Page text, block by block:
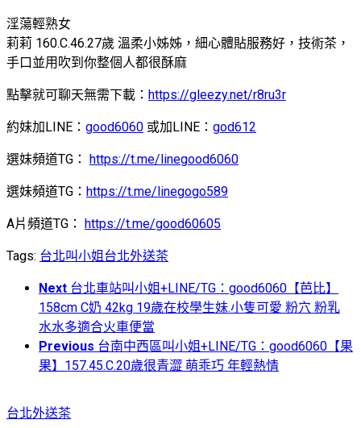
淫蕩輕熟女
莉莉 160.C.46.27歲 溫柔小姊姊，細心體貼服務好，技術茶，
手口並用吹到你整個人都很酥麻
點擊就可聊天無需下載： https://gleezy.net/r8ru3r
約妹加LINE： good6060 或加LINE： god612
選妹頻道TG： https://t.me/linegood6060
選妹頻道TG： https://t.me/linegogo589
A片頻道TG： https://t.me/good60605
Tags: 台北叫小姐 台北外送茶
Next 台北車站叫小姐+LINE/TG：good6060【芭比】
158cm C奶 42kg 19歲在校學生妹.小隻可愛 粉穴 粉乳
水水多適合火車便當
Previous 台南中西區叫小姐+LINE/TG：good6060【果
果】157.45.C.20歲很青澀 萌乖巧 年輕熱情
台北外送茶